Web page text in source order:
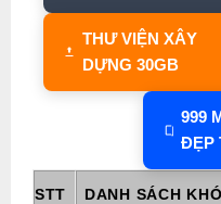
THƯ VIỆN XÂY
DỰNG 30GB
999
ĐẸP
STT DANH SÁCH